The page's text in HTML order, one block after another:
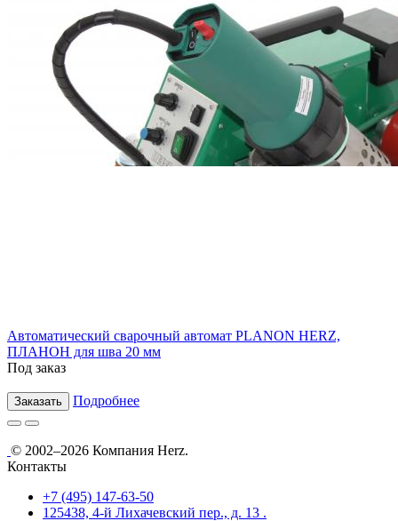
Автоматический сварочный автомат PLANON HERZ,
ПЛАНОН для шва 20 мм
Под заказ
Заказать Подробнее
© 2002–2026 Компания Herz.
Контакты
+7 (495) 147-63-50
125438, 4-й Лихачевский пер., д. 13 .